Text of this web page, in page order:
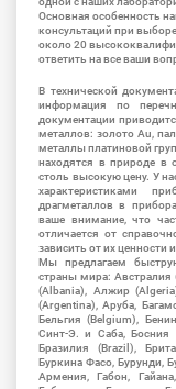
Основная особенность
консультаций при
около 20
ответить на все ваши
В технической
информация по
документации
металлов: золото Au,
металлы платиновой
находятся в природе в
столь высокую цену. У
характеристиками
драгметаллов в
ваше внимание, что
отличается от
зависить от их ценности
Мы предлагаем
страны мира: Австралия
(Albania), Алжир
(Argentina), Аруба,
Бельгия (Belgium),
Синт-Э. и Саба, Босния
Бразилия (Brazil),
Буркина Фасо, Бурунди,
Армения, Габон,